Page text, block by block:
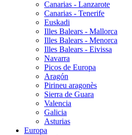
Canarias - Lanzarote
Canarias - Tenerife
Euskadi
Illes Balears - Mallorca
Illes Balears - Menorca
Illes Balears - Eivissa
Navarra
Picos de Europa
Aragón
Pirineu aragonès
Sierra de Guara
Valencia
Galicia
Asturias
Europa